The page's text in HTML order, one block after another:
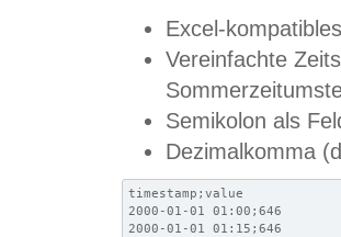
Excel-
Vereinfachte
Semikolon als
Dezimalkomma
timestamp;value
2000-01-01 01:00;646
2000-01-01 01:15;646